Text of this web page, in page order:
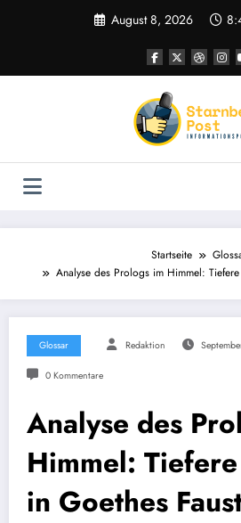
August 8, 2026
Startseite
Analyse des Prologs im Himmel:
Glossar Redaktion
0 Kommentare
Analyse des
Himmel:
in Goethes